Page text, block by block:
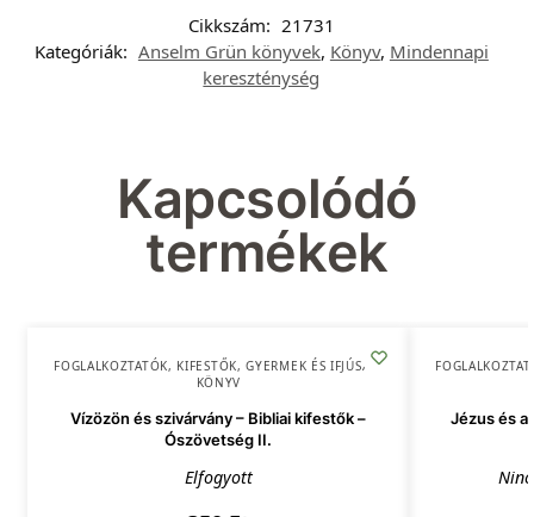
Cikkszám: 21731
Kategóriák: Anselm Grün könyvek, Könyv, Mindennapi
kereszténység
Kapcsolódó
termékek
FOGLALKOZTATÓK, KIFESTŐK,GYERMEK ÉS IFJÚSÁG,
KÖNYV
Vízözön és szivárvány – Bibliai kifestők –
Ószövetség II.
Elfogyott
Jézus és a